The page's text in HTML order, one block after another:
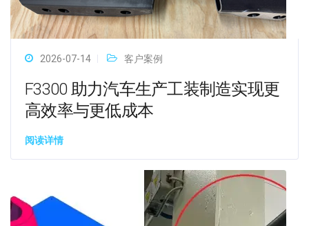
2026-07-14 客户案例
F3300 助力汽车生产工装制造实现更
高效率与更低成本
阅读详情